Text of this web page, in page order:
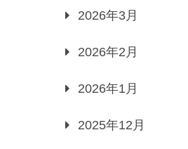
2026年3月
2026年2月
2026年1月
2025年12月